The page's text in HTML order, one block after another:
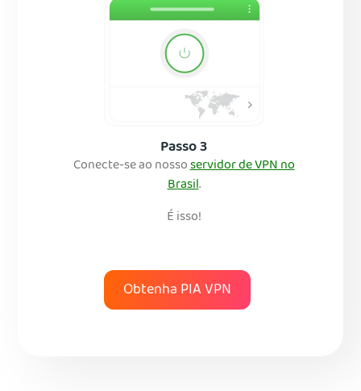
Passo 3
Conecte-se ao nossoservidor de VPN no
Brasil.
É isso!
Obtenha PIA VPN